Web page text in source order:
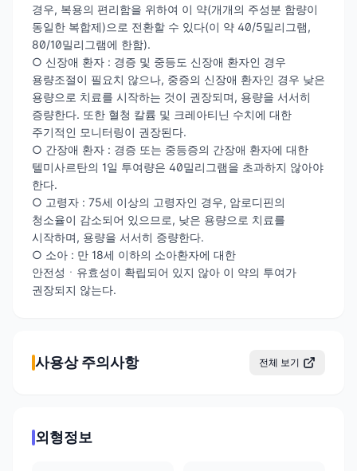
경우, 복용의 편리함을 위하여 이 약(개개의 주성분 함량이
동일한 복합제)으로 전환할 수 있다(이 약 40/5밀리그램,
80/10밀리그램에 한함).
○ 신장애 환자 : 경증 및 중등도 신장애 환자인 경우
용량조절이 필요치 않으나, 중증의 신장애 환자인 경우 낮은
용량으로 치료를 시작하는 것이 권장되며, 용량을 서서히
증량한다. 또한 혈청 칼륨 및 크레아티닌 수치에 대한
주기적인 모니터링이 권장된다.
○ 간장애 환자 : 경증 또는 중등증의 간장애 환자에 대한
텔미사르탄의 1일 투여량은 40밀리그램을 초과하지 않아야
한다.
○ 고령자 : 75세 이상의 고령자인 경우, 암로디핀의
청소율이 감소되어 있으므로, 낮은 용량으로 치료를
시작하며, 용량을 서서히 증량한다.
○ 소아 : 만 18세 이하의 소아환자에 대한
안전성ㆍ유효성이 확립되어 있지 않아 이 약의 투여가
권장되지 않는다.
사용상 주의사항 전체 보기
외형정보